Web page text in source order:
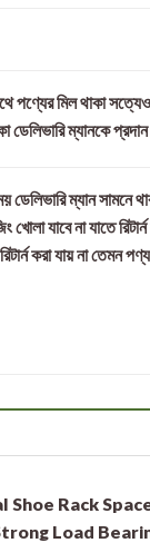
পণ্যের মিল থাকা
ডেলিভারি ম্যানকে
ডেলিভারি ম্যান সামনে
খোলা যাবে না যাতে
করা যায় না তেমন
Rack
Load